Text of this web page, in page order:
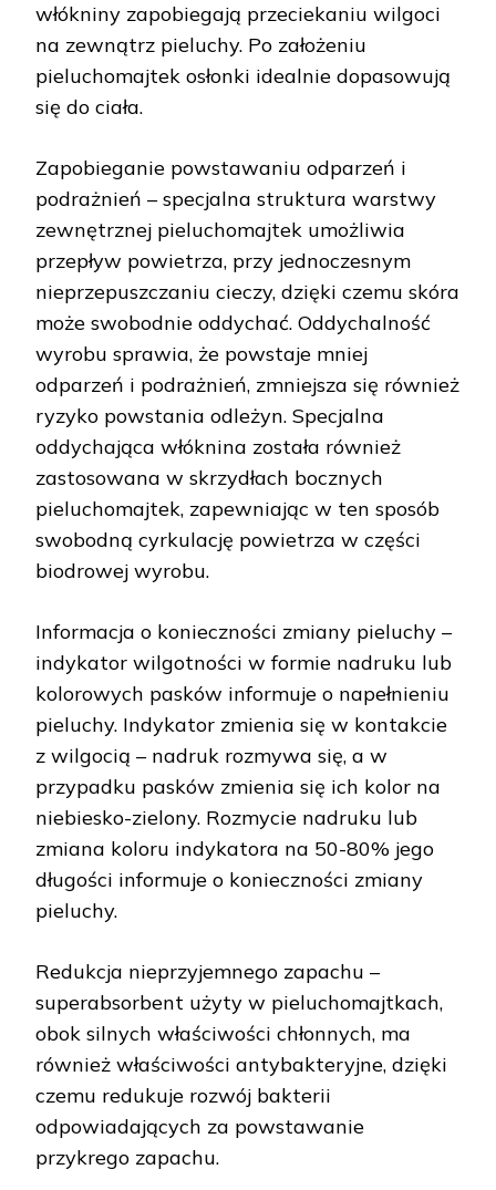
włókniny zapobiegają przeciekaniu wilgoci
na zewnątrz pieluchy. Po założeniu
pieluchomajtek osłonki idealnie dopasowują
się do ciała.
Zapobieganie powstawaniu odparzeń i
podrażnień – specjalna struktura warstwy
zewnętrznej pieluchomajtek umożliwia
przepływ powietrza, przy jednoczesnym
nieprzepuszczaniu cieczy, dzięki czemu skóra
może swobodnie oddychać. Oddychalność
wyrobu sprawia, że powstaje mniej
odparzeń i podrażnień, zmniejsza się również
ryzyko powstania odleżyn. Specjalna
oddychająca włóknina została również
zastosowana w skrzydłach bocznych
pieluchomajtek, zapewniając w ten sposób
swobodną cyrkulację powietrza w części
biodrowej wyrobu.
Informacja o konieczności zmiany pieluchy –
indykator wilgotności w formie nadruku lub
kolorowych pasków informuje o napełnieniu
pieluchy. Indykator zmienia się w kontakcie
z wilgocią – nadruk rozmywa się, a w
przypadku pasków zmienia się ich kolor na
niebiesko-zielony. Rozmycie nadruku lub
zmiana koloru indykatora na 50-80% jego
długości informuje o konieczności zmiany
pieluchy.
Redukcja nieprzyjemnego zapachu –
superabsorbent użyty w pieluchomajtkach,
obok silnych właściwości chłonnych, ma
również właściwości antybakteryjne, dzięki
czemu redukuje rozwój bakterii
odpowiadających za powstawanie
przykrego zapachu.